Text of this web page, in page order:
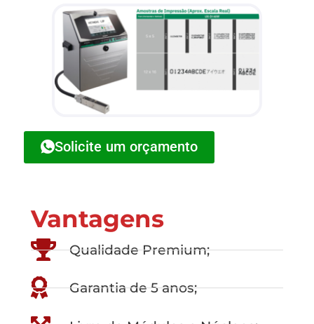
Solicite um orçamento
Vantagens
Qualidade Premium;
Garantia de 5 anos;